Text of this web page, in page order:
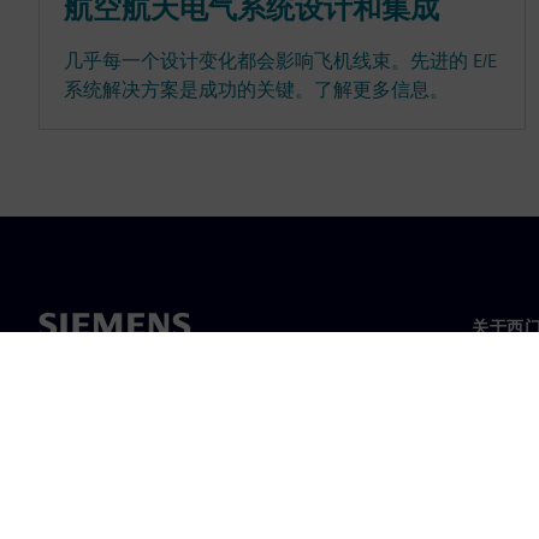
航空航天电气系统设计和集成
几乎每一个设计变化都会影响飞机线束。先进的 E/E
系统解决方案是成功的关键。了解更多信息。
关于西